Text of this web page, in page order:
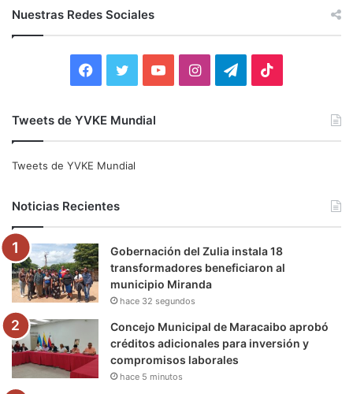
r
:
Nuestras Redes Sociales
e
o
o
k
t
e
r
b
e
I
g
r
a
m
r
a
k
Tweets de YVKE Mundial
Tweets de YVKE Mundial
Noticias Recientes
Gobernación del Zulia instala 18
transformadores beneficiaron al
municipio Miranda
hace 32 segundos
Concejo Municipal de Maracaibo aprobó
créditos adicionales para inversión y
compromisos laborales
hace 5 minutos